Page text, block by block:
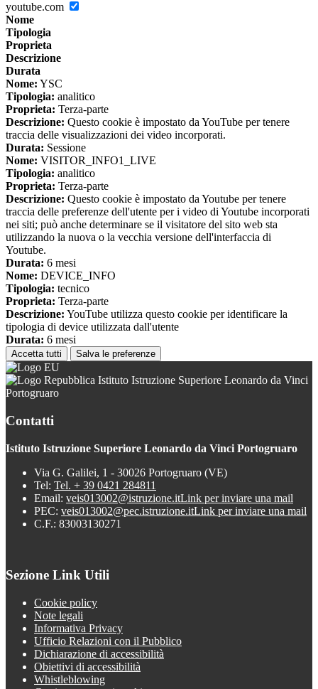
youtube.com
Nome
Tipologia
Proprieta
Descrizione
Durata
Nome: YSC
Tipologia: analitico
Proprieta: Terza-parte
Descrizione: Questo cookie è impostato da YouTube per tenere
traccia delle visualizzazioni dei video incorporati.
Durata: Sessione
Nome: VISITOR_INFO1_LIVE
Tipologia: analitico
Proprieta: Terza-parte
Descrizione: Questo cookie è impostato da Youtube per tenere
traccia delle preferenze dell'utente per i video di Youtube incorporati
nei siti; può anche determinare se il visitatore del sito web sta
utilizzando la nuova o la vecchia versione dell'interfaccia di
Youtube.
Durata: 6 mesi
Nome: DEVICE_INFO
Tipologia: tecnico
Proprieta: Terza-parte
Descrizione: YouTube utilizza questo cookie per identificare la
tipologia di device utilizzata dall'utente
Durata: 6 mesi
Accetta tutti Salva le preferenze
Istituto Istruzione Superiore Leonardo da Vinci
Portogruaro
Contatti
Istituto Istruzione Superiore Leonardo da Vinci Portogruaro
Via G. Galilei, 1 - 30026 Portogruaro (VE)
Tel: Tel. + 39 0421 284811
Email: veis013002@istruzione.itLink per inviare una mail
PEC: veis013002@pec.istruzione.itLink per inviare una mail
C.F.: 83003130271
Sezione Link Utili
Cookie policy
Note legali
Informativa Privacy
Ufficio Relazioni con il Pubblico
Dichiarazione di accessibilità
Obiettivi di accessibilità
Whistleblowing